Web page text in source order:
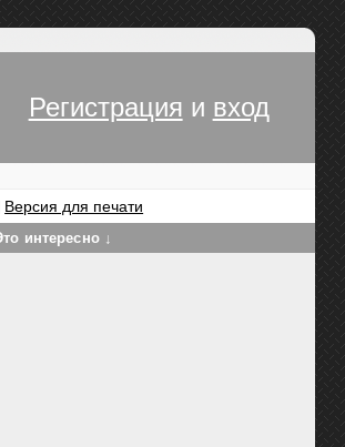
Регистрация и вход
Версия для печати
интересно ↓